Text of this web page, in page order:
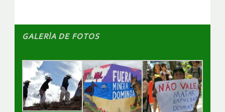
GALERÌA DE FOTOS